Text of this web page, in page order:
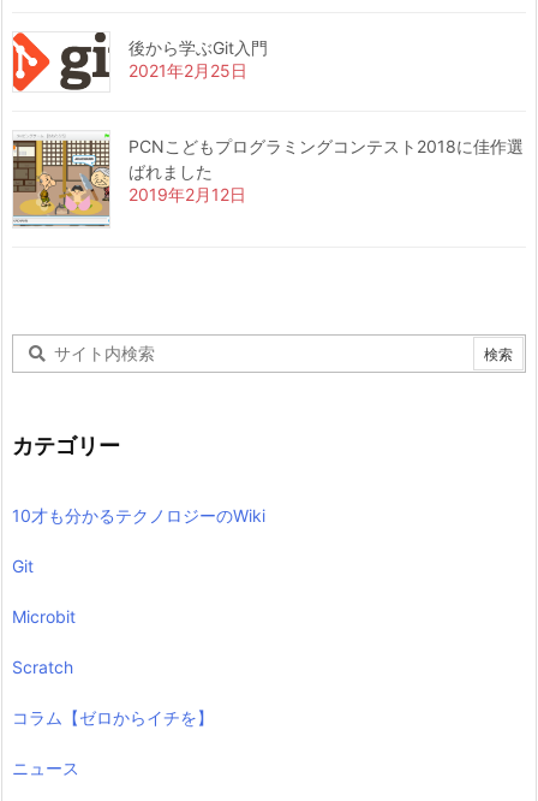
後から学ぶGit入門
2021年2月25日
PCNこどもプログラミングコンテスト2018に佳作選
ばれました
2019年2月12日
カテゴリー
10才も分かるテクノロジーのWiki
Git
Microbit
Scratch
コラム【ゼロからイチを】
ニュース